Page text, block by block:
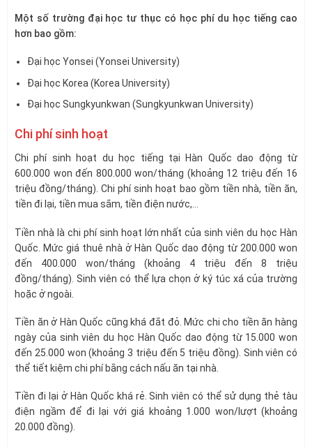
Một số trường đại học tư thục có học phí du học tiếng cao
hơn bao gồm:
Đại học Yonsei (Yonsei University)
Đại học Korea (Korea University)
Đại học Sungkyunkwan (Sungkyunkwan University)
Chi phí sinh hoạt
Chi phí sinh hoạt du học tiếng tại Hàn Quốc dao động từ
600.000 won đến 800.000 won/tháng (khoảng 12 triệu đến 16
triệu đồng/tháng). Chi phí sinh hoạt bao gồm tiền nhà, tiền ăn,
tiền đi lại, tiền mua sắm, tiền điện nước,…
Tiền nhà là chi phí sinh hoạt lớn nhất của sinh viên du học Hàn
Quốc. Mức giá thuê nhà ở Hàn Quốc dao động từ 200.000 won
đến 400.000 won/tháng (khoảng 4 triệu đến 8 triệu
đồng/tháng). Sinh viên có thể lựa chọn ở ký túc xá của trường
hoặc ở ngoài.
Tiền ăn ở Hàn Quốc cũng khá đắt đỏ. Mức chi cho tiền ăn hàng
ngày của sinh viên du học Hàn Quốc dao động từ 15.000 won
đến 25.000 won (khoảng 3 triệu đến 5 triệu đồng). Sinh viên có
thể tiết kiệm chi phí bằng cách nấu ăn tại nhà.
Tiền đi lại ở Hàn Quốc khá rẻ. Sinh viên có thể sử dụng thẻ tàu
điện ngầm để đi lại với giá khoảng 1.000 won/lượt (khoảng
20.000 đồng).